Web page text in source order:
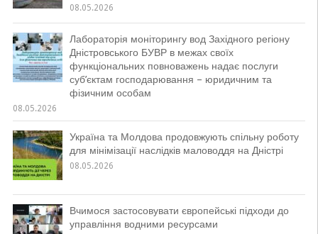
08.05.2026
Лабораторія моніторингу вод Західного регіону
Дністровського БУВР в межах своїх
функціональних повноважень надає послуги
суб’єктам господарювання – юридичним та
фізичним особам
08.05.2026
Україна та Молдова продовжують спільну роботу
для мінімізації наслідків маловоддя на Дністрі
08.05.2026
Вчимося застосовувати європейські підходи до
управління водними ресурсами